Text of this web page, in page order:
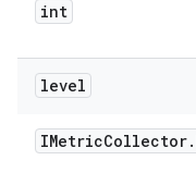
int
level
IMetricCollector.